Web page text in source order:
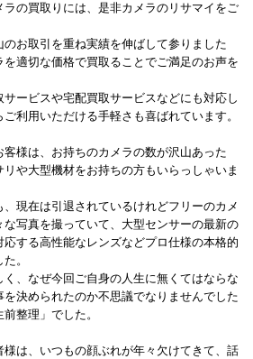
の買取りには、是非カメラのリサマイをご
お取引を重ね実績を伸ばして参りました
適切な価格で買取ることでご満足のお声を
ービスや宅配買取サービスなどにも対応し
利用いただける手軽さも喜ばれています。
様は、お持ちのカメラの数が沢山あった
や大型機材をお持ちの方もいらっしゃいま
現在は引退されているけれどフリーのカメ
写真を撮っていて、大型センサーの最新の
する高性能なレンズなどプロ仕様の本格的
。
、なぜ今回ご自身の人生に無くてはならな
決められたのか不思議でなりませんでした
整理」でした。
様は、いつもの顔ぶれが年々欠けてきて、話